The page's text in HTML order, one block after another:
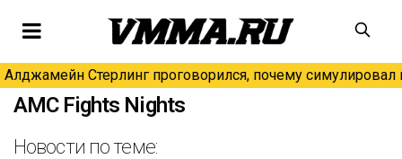
Алджамейн Стерлинг проговорился, почему симулировал
АМС Fights Nights
Новости по теме: